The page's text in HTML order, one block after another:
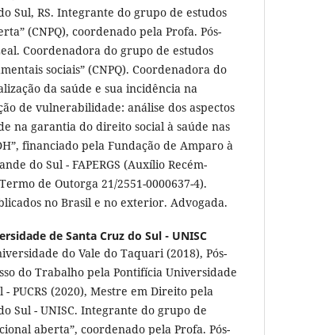
Sul, RS. Integrante do grupo de estudos
(CNPQ), coordenado pela Profa. Pós-
Coordenadora do grupo de estudos
sociais” (CNPQ). Coordenadora do
da saúde e sua incidência na
de vulnerabilidade: análise dos aspectos
na garantia do direito social à saúde nas
financiado pela Fundação de Amparo à
do Sul - FAPERGS (Auxílio Recém-
de Outorga 21/2551-0000637-4).
no Brasil e no exterior. Advogada.
de Santa Cruz do Sul - UNISC
do Vale do Taquari (2018), Pós-
do Trabalho pela Pontifícia Universidade
PUCRS (2020), Mestre em Direito pela
Sul - UNISC. Integrante do grupo de
aberta”, coordenado pela Profa. Pós-